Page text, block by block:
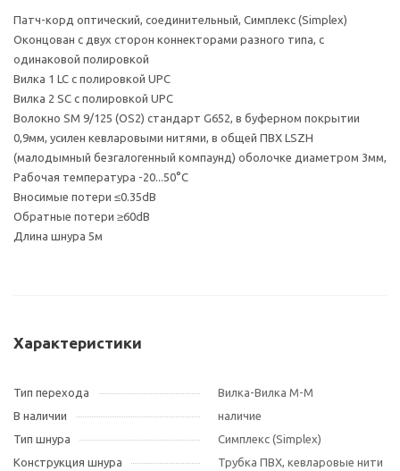
Патч-корд оптический, соединительный, Симплекс (Simplex)
Оконцован с двух сторон коннекторами разного типа, с
одинаковой полировкой
Вилка 1 LC с полировкой UPC
Вилка 2 SC с полировкой UPC
Волокно SM 9/125 (OS2) стандарт G652, в буферном покрытии
0,9мм, усилен кевларовыми нитями, в общей ПВХ LSZH
(малодымный безгалогенный компаунд) оболочке диаметром 3мм,
Рабочая температура -20...50°С
Вносимые потери ≤0.35dB
Обратные потери ≥60dB
Длина шнура 5м
Характеристики
Тип перехода
Вилка-Вилка M-M
В наличии
наличие
Тип шнура
Симплекс (Simplex)
Конструкция шнура
Трубка ПВХ, кевларовые нити